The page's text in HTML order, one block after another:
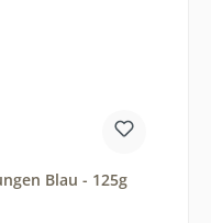
Blau - 125g